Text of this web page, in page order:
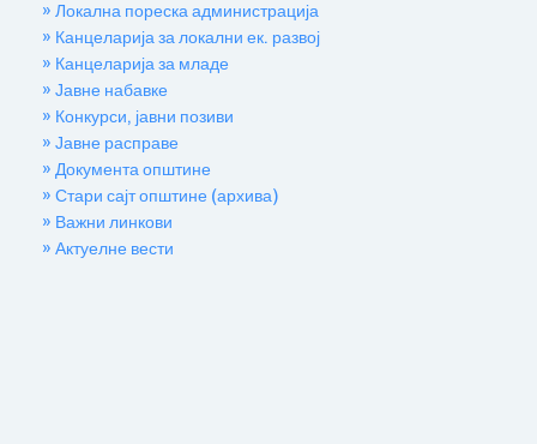
» Локална пореска администрација
» Канцеларија за локални ек. развој
» Канцеларија за младе
» Јавне набавке
» Конкурси, јавни позиви
» Јавне расправе
» Документа општине
» Стари сајт општине (архива)
» Важни линкови
» Актуелне вести